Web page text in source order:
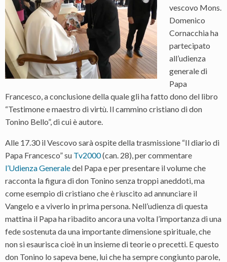
vescovo Mons.
Domenico
Cornacchia ha
partecipato
all’udienza
generale di
Papa
Francesco, a conclusione della quale gli ha fatto dono del libro
“Testimone e maestro di virtù. Il cammino cristiano di don
Tonino Bello”, di cui è autore.
Alle 17.30 il Vescovo sarà ospite della trasmissione “Il diario di
Papa Francesco” su Tv2000(can. 28), per commentare
l’Udienza Generaledel Papa e per presentare il volume che
racconta la figura di don Tonino senza troppi aneddoti, ma
come esempio di cristiano che è riuscito ad annunciare il
Vangelo e a viverlo in prima persona. Nell’udienza di questa
mattina il Papa ha ribadito ancora una volta l’importanza di una
fede sostenuta da una importante dimensione spirituale, che
non si esaurisca cioè in un insieme di teorie o precetti. E questo
don Tonino lo sapeva bene, lui che ha sempre congiunto parole,